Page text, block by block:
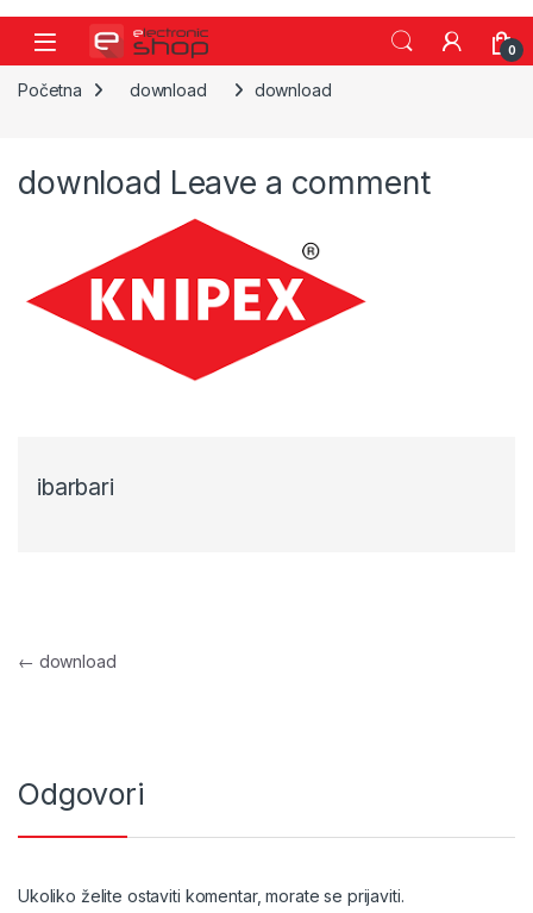
Skip to navigation
Skip to content
0
Početna download download
download Leave a comment
ibarbari
Navigacija objava
← download
Odgovori
Ukoliko želite ostaviti komentar, morate se prijaviti.